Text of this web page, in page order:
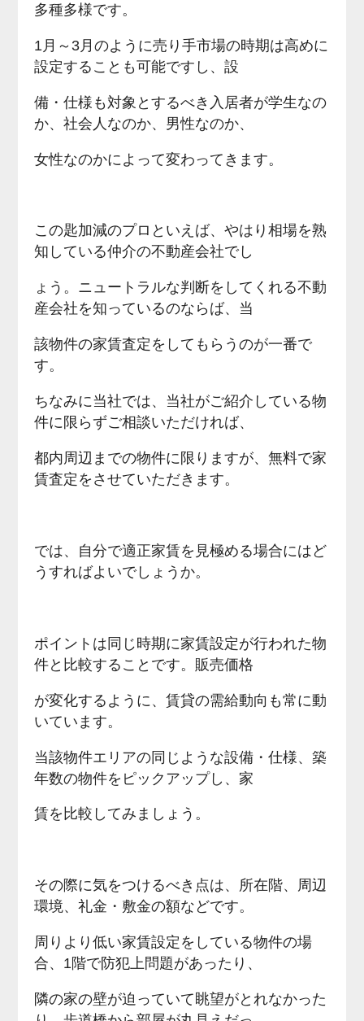
多種多様です。
1月～3月のように売り手市場の時期は高めに
設定することも可能ですし、設
備・仕様も対象とするべき入居者が学生なの
か、社会人なのか、男性なのか、
女性なのかによって変わってきます。
この匙加減のプロといえば、やはり相場を熟
知している仲介の不動産会社でし
ょう。ニュートラルな判断をしてくれる不動
産会社を知っているのならば、当
該物件の家賃査定をしてもらうのが一番で
す。
ちなみに当社では、当社がご紹介している物
件に限らずご相談いただければ、
都内周辺までの物件に限りますが、無料で家
賃査定をさせていただきます。
では、自分で適正家賃を見極める場合にはど
うすればよいでしょうか。
ポイントは同じ時期に家賃設定が行われた物
件と比較することです。販売価格
が変化するように、賃貸の需給動向も常に動
いています。
当該物件エリアの同じような設備・仕様、築
年数の物件をピックアップし、家
賃を比較してみましょう。
その際に気をつけるべき点は、所在階、周辺
環境、礼金・敷金の額などです。
周りより低い家賃設定をしている物件の場
合、1階で防犯上問題があったり、
隣の家の壁が迫っていて眺望がとれなかった